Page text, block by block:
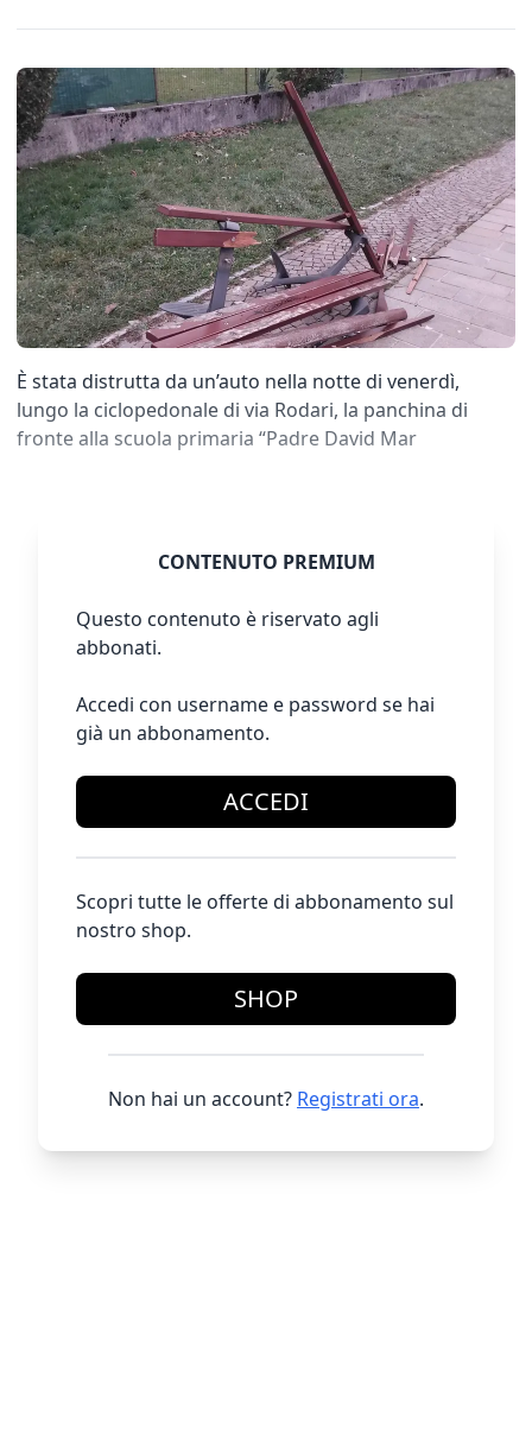
È stata distrutta da un’auto nella notte di venerdì,
lungo la ciclopedonale di via Rodari, la panchina di
fronte alla scuola primaria “Padre David Mar
CONTENUTO PREMIUM
Questo contenuto è riservato agli
abbonati.
Accedi con username e password se hai
già un abbonamento.
ACCEDI
Scopri tutte le offerte di abbonamento sul
nostro shop.
SHOP
Non hai un account? Registrati ora.